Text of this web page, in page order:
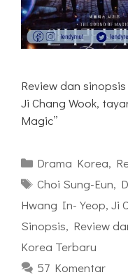
Review dan
Ji Chang Wook,
Magic”
Kategori
Drama Korea,
Tag
Choi Sung-Eun,
Hwang In-Yeop, Ji
Sinopsis, Review
Korea Terbaru
57 Komentar